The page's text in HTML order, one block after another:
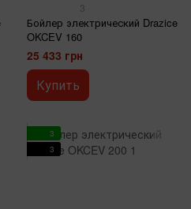
3
Бойлер электрический Drazice
OKCEV 160
25 433 грн
Купить
3
3